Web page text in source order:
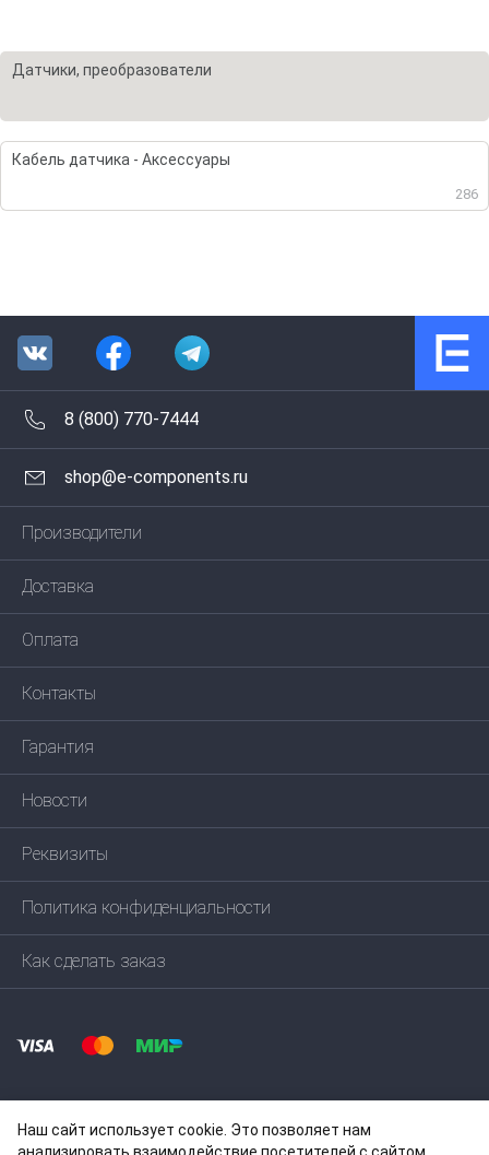
Наш сайт использует cookie. Это позволяет нам
Датчики, преобразователи
Кабель датчика - Аксессуары
286
8 (800) 770-7444
shop@e-components.ru
Производители
Доставка
Оплата
Контакты
Гарантия
Новости
Реквизиты
Политика конфиденциальности
Как сделать заказ